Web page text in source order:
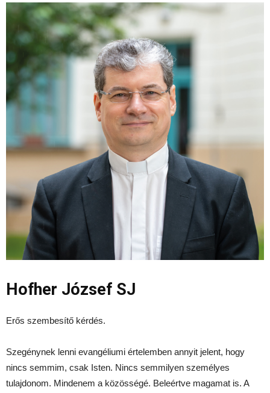
Hofher József SJ
Erős szembesítő kérdés.
Szegénynek lenni evangéliumi értelemben annyit jelent, hogy
nincs semmim, csak Isten. Nincs semmilyen személyes
tulajdonom. Mindenem a közösségé. Beleértve magamat is. A